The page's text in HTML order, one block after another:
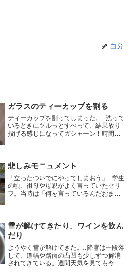
自分
ガラスのティーカップを割る
ティーカップを割ってしまった。..洗って
いるときにツルっとすべって、結果放り
投げる感じになってガシャーン！時間が
あー..とりあえず...
悲しみモニュメント
「立ったついでにやってしまおう」..学生
の頃、祖母や母親がよく言っていたセリ
フ。当時は「何を言っているんだおまえ
な。.どっこ...
雪が解けてきたり、ワインを飲ん
だり
ようやく雪が解けてきた。..降雪は一段落
して、道幅や路面の凸凹も少しずつ解消
されてきている。週間天気を見ても今の